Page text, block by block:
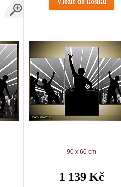
90 x 60 cm
1 139 Kč